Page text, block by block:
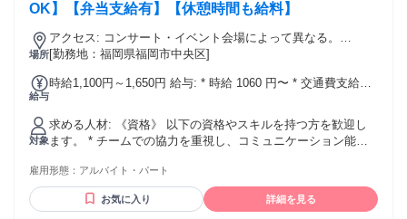
OK】【弁当支給有】【休憩時間も給料】
場所
アクセス: コンサート・イベント会場によって異なる。
【例】 * みずほPayPayドーム * マリンメッセ福岡 * 国際セン
[勤務地：福岡県福岡市中央区]
給与
時給1,100円～1,650円 給与: * 時給 1060 円〜 * 交通費支給
対象
求める人材: 《資格》 以下の資格やスキルを持つ方を歓迎し
ます。 * チームでの協力を重視し、コミュニケーション能力
物像》 責任感を持ち、最後まで業務に取り組める方を求めて
います。 また、イベントに対する情熱がある方
雇用形態： アルバイト・パート
お気に入り 詳細を見る